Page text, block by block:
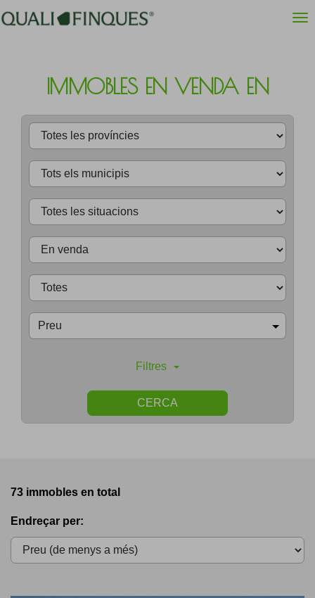
IMMOBLES EN VENDA EN
Preu
Filtres
CERCA
73 immobles en total
Endreçar per: